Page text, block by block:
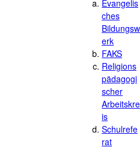
Evangelis
ches
Bildungsw
erk
FAKS
Religions
pädagogi
scher
Arbeitskre
is
Schulrefe
rat